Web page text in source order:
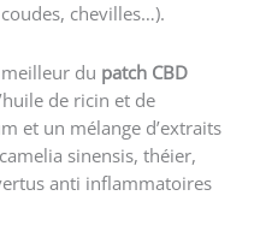
chevilles…).
du patch CBD
de ricin et de
et un mélange d’extraits
sinensis, théier,
anti inflammatoires